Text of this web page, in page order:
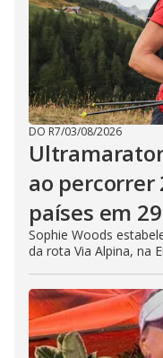
DO R7/03/08/2026
ao
países em
Sophie Woods
da rota Via Alpina, na